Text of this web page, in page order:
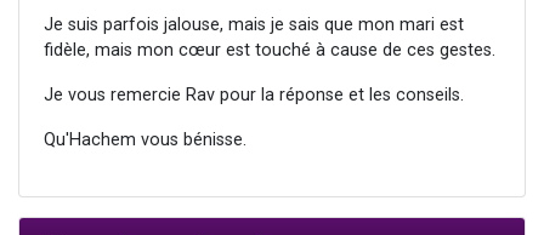
Je suis parfois jalouse, mais je sais que mon mari est
fidèle, mais mon cœur est touché à cause de ces gestes.
Je vous remercie Rav pour la réponse et les conseils.
Qu'Hachem vous bénisse.